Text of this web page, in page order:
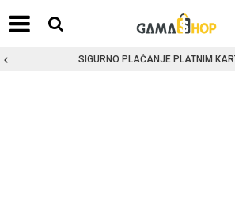
SIGURNO PLAĆANJE PLATNIM